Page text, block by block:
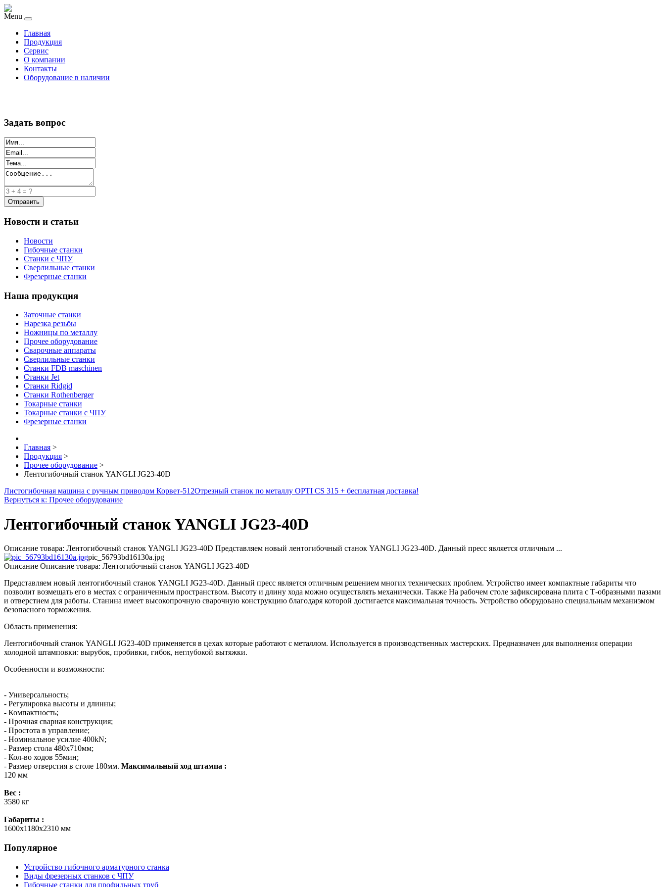
Menu
Главная
Продукция
Сервис
О компании
Контакты
Оборудование в наличии
Задать вопрос
Новости и статьи
Новости
Гибочные станки
Станки с ЧПУ
Сверлильные станки
Фрезерные станки
Наша продукция
Заточные станки
Нарезка резьбы
Ножницы по металлу
Прочее оборудование
Сварочные аппараты
Сверлильные станки
Станки FDB maschinen
Станки Jet
Станки Ridgid
Станки Rothenberger
Токарные станки
Токарные станки с ЧПУ
Фрезерные станки
Главная >
Продукция >
Прочее оборудование >
Лентогибочный станок YANGLI JG23-40D
Листогибочная машина с ручным приводом Корвет-512Отрезный станок по металлу OPTI CS 315 + бесплатная доставка!
Вернуться к: Прочее оборудование
Лентогибочный станок YANGLI JG23-40D
Описание товара: Лентогибочный станок YANGLI JG23-40D Представляем новый лентогибочный станок YANGLI JG23-40D. Данный пресс является отличным ...
pic_56793bd16130a.jpg
Описание Описание товара: Лентогибочный станок YANGLI JG23-40D
Представляем новый лентогибочный станок YANGLI JG23-40D. Данный пресс является отличным решением многих технических проблем. Устройство имеет компактные габариты что
позволит возмещать его в местах с ограниченным пространством. Высоту и длину хода можно осуществлять механически. Также На рабочем столе зафиксирована плита с Т-образными пазами
и отверстием для работы. Станина имеет высокопрочную сварочную конструкцию благодаря которой достигается максимальная точность. Устройство оборудовано специальным механизмом
безопасного торможения.
Область применения:
Лентогибочный станок YANGLI JG23-40D применяется в цехах которые работают с металлом. Используется в производственных мастерских. Предназначен для выполнения операции
холодной штамповки: вырубок, пробивки, гибок, неглубокой вытяжки.
Особенности и возможности:
- Универсальность;
- Регулировка высоты и длинны;
- Компактность;
- Прочная сварная конструкция;
- Простота в управление;
- Номинальное усилие 400kN;
- Размер стола 480х710мм;
- Кол-во ходов 55мин;
- Размер отверстия в столе 180мм. Максимальный ход штампа :
120 мм
Вес :
3580 кг
Габариты :
1600х1180х2310 мм
Популярное
Устройство гибочного арматурного станка
Виды фрезерных станков с ЧПУ
Гибочные станки для профильных труб